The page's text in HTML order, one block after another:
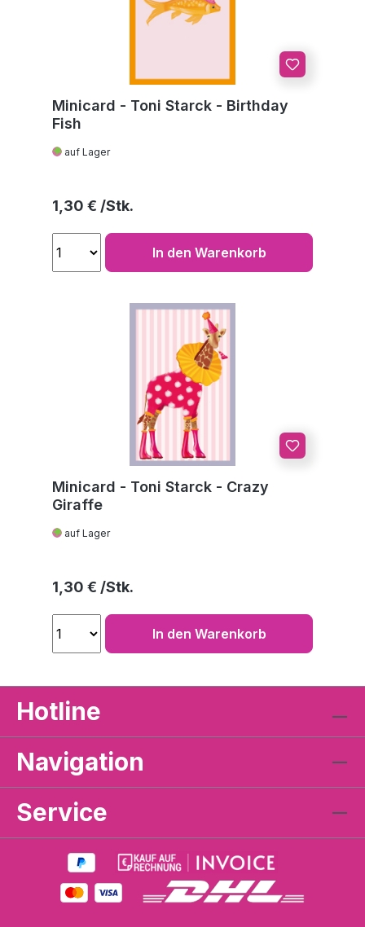
Minicard - Toni Starck - Birthday
Fish
auf Lager
Regulärer Preis:
1,30 €
In den Warenkorb
Minicard - Toni Starck - Crazy
Giraffe
auf Lager
Regulärer Preis:
1,30 €
In den Warenkorb
Hotline
Navigation
Service